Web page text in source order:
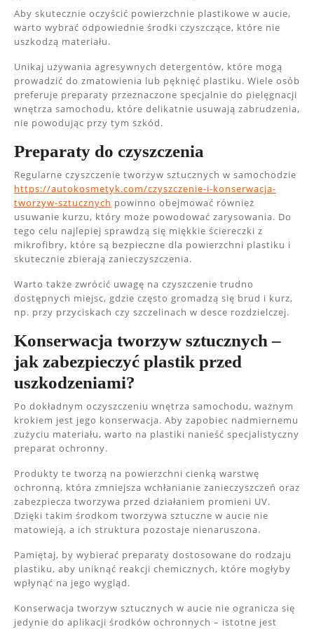
Aby skutecznie oczyścić powierzchnie plastikowe w aucie,
warto wybrać odpowiednie środki czyszczące, które nie
uszkodzą materiału.
Unikaj używania agresywnych detergentów, które mogą
prowadzić do zmatowienia lub pęknięć plastiku. Wiele osób
preferuje preparaty przeznaczone specjalnie do pielęgnacji
wnętrza samochodu, które delikatnie usuwają zabrudzenia,
nie powodując przy tym szkód.
Preparaty do czyszczenia
Regularne czyszczenie tworzyw sztucznych w samochodzie
https://autokosmetyk.com/czyszczenie-i-konserwacja-
tworzyw-sztucznych powinno obejmować również
usuwanie kurzu, który może powodować zarysowania. Do
tego celu najlepiej sprawdzą się miękkie ściereczki z
mikrofibry, które są bezpieczne dla powierzchni plastiku i
skutecznie zbierają zanieczyszczenia.
Warto także zwrócić uwagę na czyszczenie trudno
dostępnych miejsc, gdzie często gromadzą się brud i kurz,
np. przy przyciskach czy szczelinach w desce rozdzielczej.
Konserwacja tworzyw sztucznych –
jak zabezpieczyć plastik przed
uszkodzeniami?
Po dokładnym oczyszczeniu wnętrza samochodu, ważnym
krokiem jest jego konserwacja. Aby zapobiec nadmiernemu
zużyciu materiału, warto na plastiki nanieść specjalistyczny
preparat ochronny.
Produkty te tworzą na powierzchni cienką warstwę
ochronną, która zmniejsza wchłanianie zanieczyszczeń oraz
zabezpiecza tworzywa przed działaniem promieni UV.
Dzięki takim środkom tworzywa sztuczne w aucie nie
matowieją, a ich struktura pozostaje nienaruszona.
Pamiętaj, by wybierać preparaty dostosowane do rodzaju
plastiku, aby uniknąć reakcji chemicznych, które mogłyby
wpłynąć na jego wygląd.
Konserwacja tworzyw sztucznych w aucie nie ogranicza się
jedynie do aplikacji środków ochronnych – istotne jest